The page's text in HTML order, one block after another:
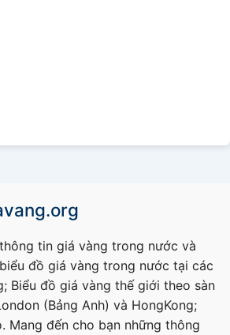
tin giá vàng trong nước và
đồ giá vàng trong nước tại các
Biểu đồ giá vàng thế giới theo sàn
(Bảng Anh) và HongKong;
Mang đến cho bạn những thông